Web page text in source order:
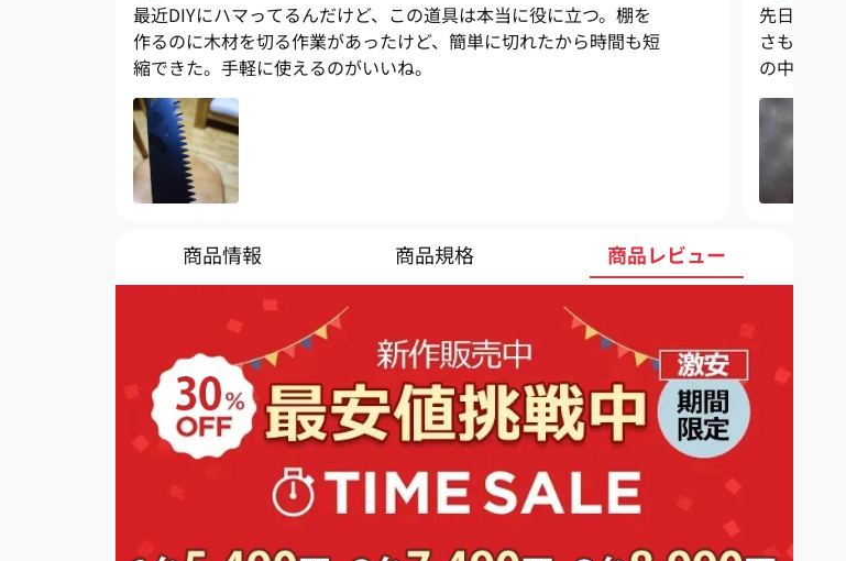
最近DIYにハマってるんだけど、この道具は本当に役に立つ。棚を
作るのに木材を切る作業があったけど、簡単に切れたから時間も短
縮できた。手軽に使えるのがいいね。
先日、山
さも気に
の中での
商品情報 商品規格 商品レビュー